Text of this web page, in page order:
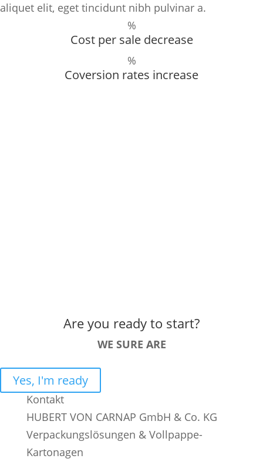
aliquet elit, eget tincidunt nibh pulvinar a.
%
Cost per sale decrease
%
Coversion rates increase
Are you ready to start?
WE SURE ARE
Yes, I'm ready
Kontakt
HUBERT VON CARNAP GmbH & Co. KG
Verpackungslösungen & Vollpappe-
Kartonagen